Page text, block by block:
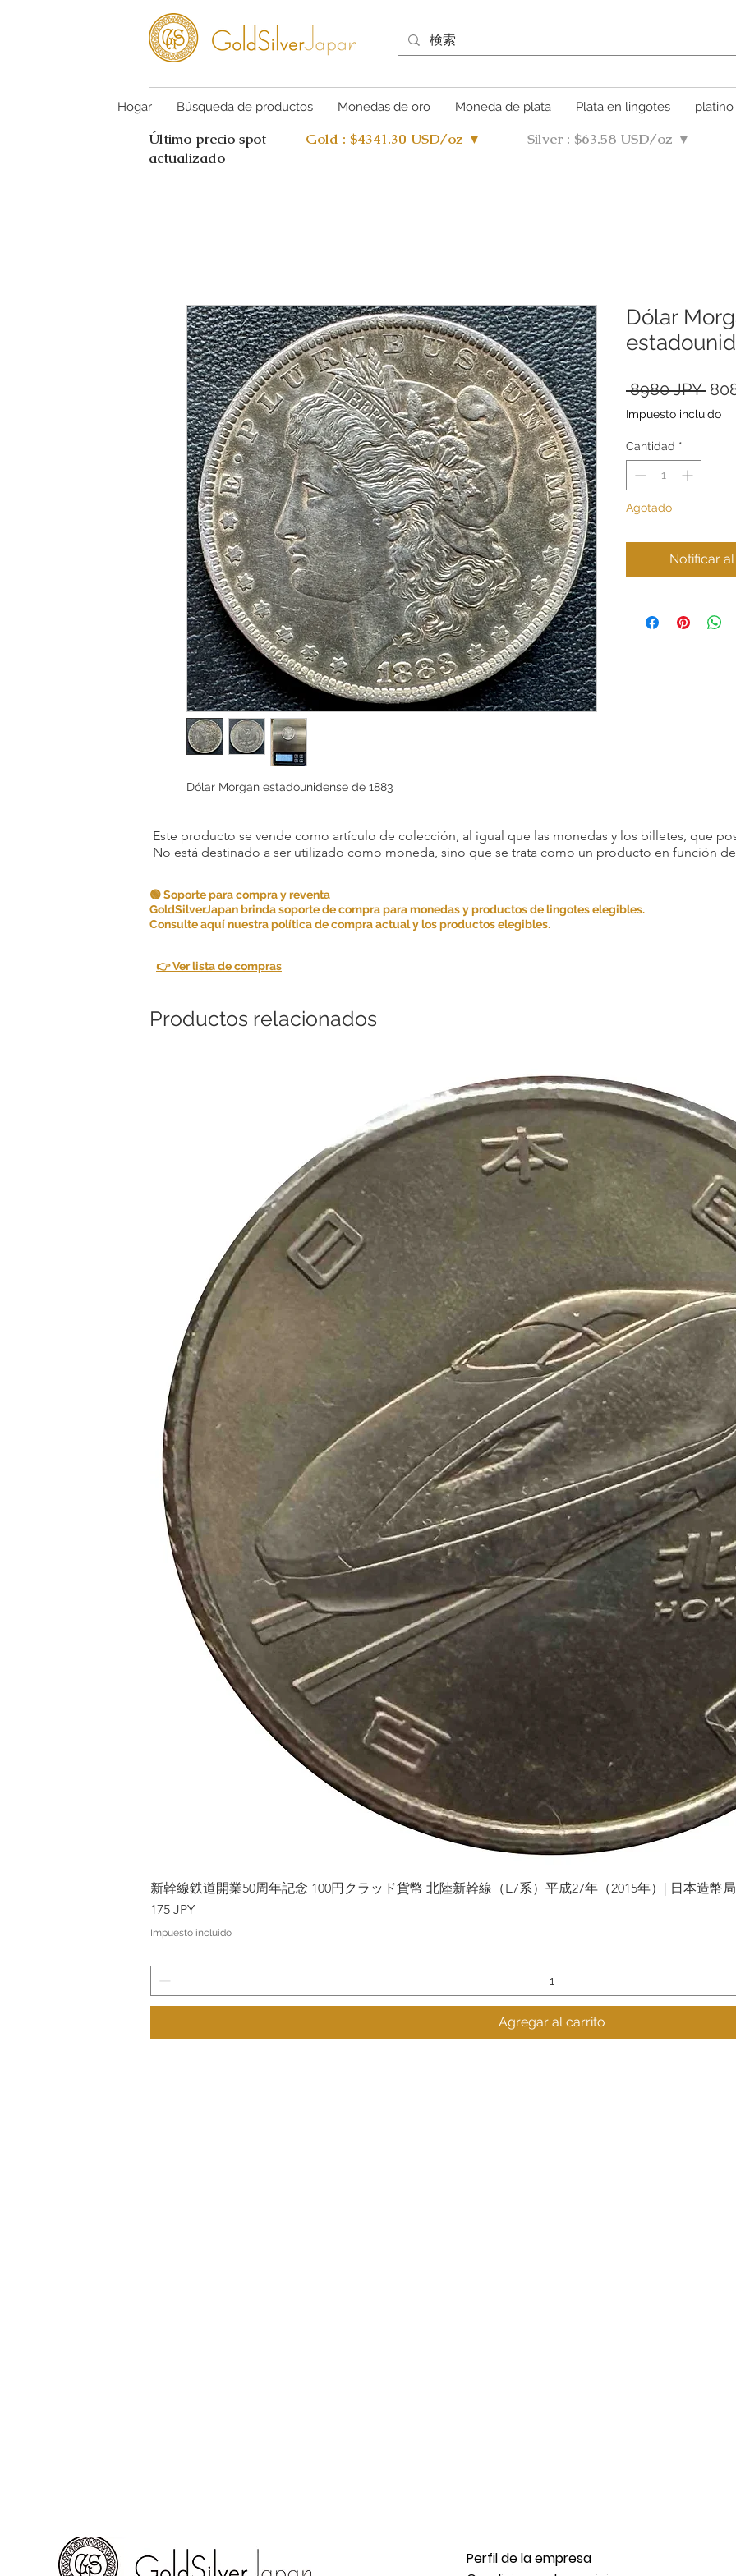
Hogar Búsqueda de productos Monedas de oro Moneda de plata Plata en lingotes platino
Último precio spot
actualizado
Gold : $4341.30 USD/oz ▼ Silver : $63.58 USD/oz ▼
Dólar Morgan estadounidense de 1883
Dólar
8980 JPY
Impuesto incluido
Cantidad *
Agotado
Notificar
Este producto se vende como artículo de colección, al igual que las monedas y los billetes, que
No está destinado a ser utilizado como moneda, sino que se trata como un producto en función
🟢 Soporte para compra y reventa
GoldSilverJapan brinda soporte de compra para monedas y productos de lingotes elegibles.
Consulte aquí nuestra política de compra actual y los productos elegibles.
👉 Ver lista de compras
Productos relacionados
Vista rápida
新幹線鉄道開業50周年記念 100円クラッド貨幣 北陸新幹線（E7系）平成27年（2015年）| 日本造幣
Precio
175 JPY
Impuesto incluido
Agregar al carrito
Perfil de la empresa